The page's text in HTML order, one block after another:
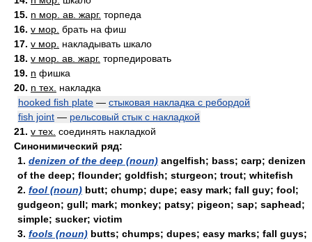
15. n мор. ав. жарг. торпеда
16. v мор. брать на фиш
17. v мор. накладывать шкало
18. v мор. ав. жарг. торпедировать
19. n фишка
20. n тех. накладка
hooked fish plate — стыковая накладка с ребордой
fish joint — рельсовый стык с накладкой
21. v тех. соединять накладкой
Синонимический ряд:
1. denizen of the deep (noun) angelfish; bass; carp; denizen
of the deep; flounder; goldfish; sturgeon; trout; whitefish
2. fool (noun) butt; chump; dupe; easy mark; fall guy; fool;
gudgeon; gull; mark; monkey; patsy; pigeon; sap; saphead;
simple; sucker; victim
3. fools (noun) butts; chumps; dupes; easy marks; fall guys;